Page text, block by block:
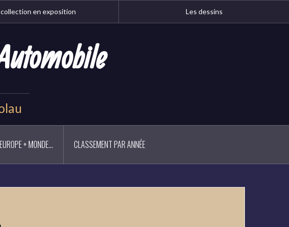
collection en exposition Les dessins
+ MONDE… CLASSEMENT PAR ANNÉE